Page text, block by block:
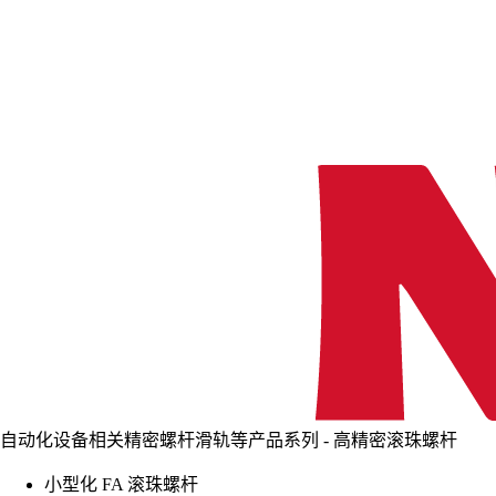
自动化设备相关精密螺杆滑轨等产品系列 - 高精密滚珠螺杆
小型化 FA 滚珠螺杆